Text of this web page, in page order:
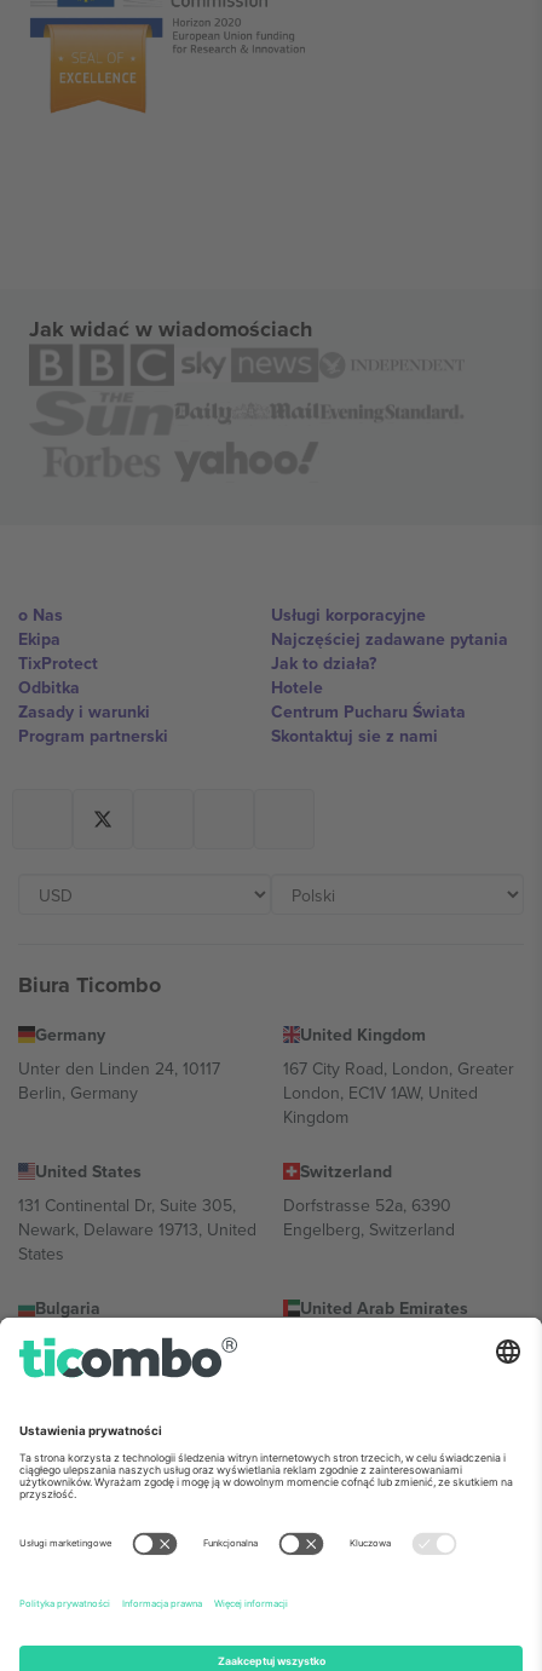
Jak widać w wiadomościach
o Nas
Ekipa
TixProtect
Odbitka
Zasady i warunki
Program partnerski
Usługi korporacyjne
Najczęściej zadawane pytania
Jak to działa?
Hotele
Centrum Pucharu Świata
Skontaktuj sie z nami
Biura Ticombo
Germany
Unter den Linden 24, 10117
Berlin, Germany
United Kingdom
167 City Road, London, Greater
London, EC1V 1AW, United
Kingdom
United States
131 Continental Dr, Suite 305,
Newark, Delaware 19713, United
States
Switzerland
Dorfstrasse 52a, 6390
Engelberg, Switzerland
Bulgaria
Regus Sofia City West, bul
Totleben 53-55, 1606 Sofia,
United Arab Emirates
UAE Dubai Silicon Oasis, DDP
Building A1, Office 302, Dubai,
Mexico
Av Chapultepec 360, Roma
Norte, Cuauhtémoc, 06700
Ciudad de México, CDMX,
Mexico
Podmiot prawny dostawcy platformy może się różnić w zależności
informacje, sprawdź stronę konkretnego wydarzenia, stopkę i